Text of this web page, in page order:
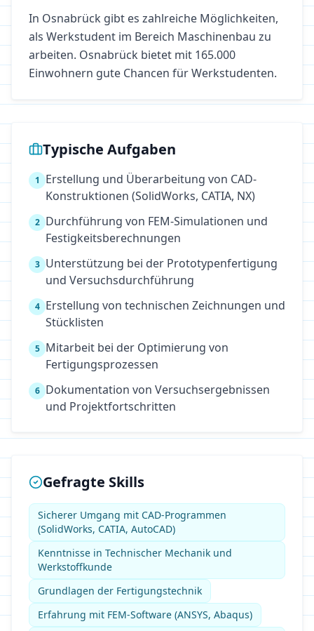
In Osnabrück gibt es zahlreiche Möglichkeiten,
als Werkstudent im Bereich Maschinenbau zu
arbeiten. Osnabrück bietet mit 165.000
Einwohnern gute Chancen für Werkstudenten.
Typische Aufgaben
1
Erstellung und Überarbeitung von CAD-
Konstruktionen (SolidWorks, CATIA, NX)
2 Durchführung von FEM-Simulationen und
Festigkeitsberechnungen
3 Unterstützung bei der Prototypenfertigung
und Versuchsdurchführung
4 Erstellung von technischen Zeichnungen und
Stücklisten
5 Mitarbeit bei der Optimierung von
Fertigungsprozessen
6 Dokumentation von Versuchsergebnissen
und Projektfortschritten
Gefragte Skills
Sicherer Umgang mit CAD-Programmen
(SolidWorks, CATIA, AutoCAD)
Kenntnisse in Technischer Mechanik und
Werkstoffkunde
Grundlagen der Fertigungstechnik
Erfahrung mit FEM-Software (ANSYS, Abaqus)